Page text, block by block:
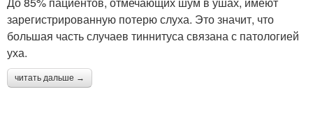
зарегистрированную потерю слуха. Это значит, что
большая часть случаев тиннитуса связана с патологией
уха.
читать дальше →